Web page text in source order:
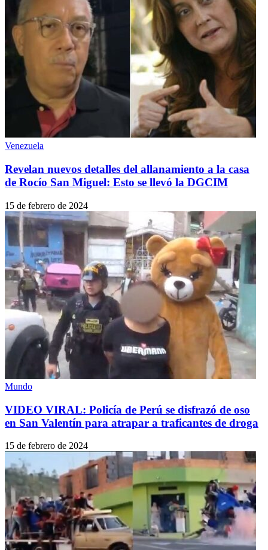
Venezuela
Revelan nuevos detalles del allanamiento a la casa
de Rocío San Miguel: Esto se llevó la DGCIM
15 de febrero de 2024
Mundo
VIDEO VIRAL: Policía de Perú se disfrazó de oso
en San Valentín para atrapar a traficantes de droga
15 de febrero de 2024